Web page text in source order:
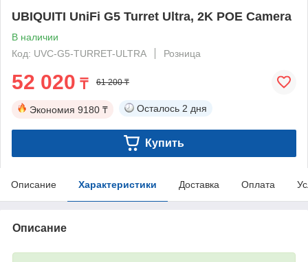
UBIQUITI UniFi G5 Turret Ultra, 2K POE Camera
В наличии
Код: UVC-G5-TURRET-ULTRA
Розница
52 020 ₸ 61 200 ₸
Экономия 9180 ₸ Осталось 2 дня
Купить
Описание Характеристики Доставка Оплата
Описание